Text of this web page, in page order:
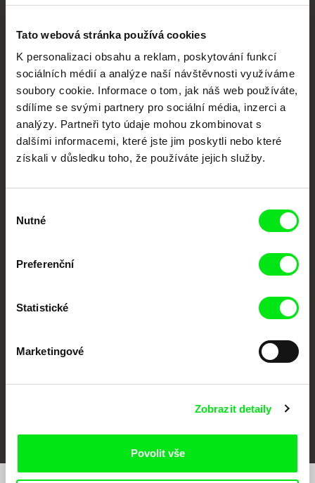
Tato webová stránka používá cookies
K personalizaci obsahu a reklam, poskytování funkcí
sociálních médií a analýze naší návštěvnosti využíváme
soubory cookie. Informace o tom, jak náš web používáte,
sdílíme se svými partnery pro sociální média, inzerci a
analýzy. Partneři tyto údaje mohou zkombinovat s
dalšími informacemi, které jste jim poskytli nebo které
získali v důsledku toho, že používáte jejich služby.
souhlasu
Nutné
Preferenční
Statistické
Marketingové
Zobrazit detaily
Povolit vše
Nové festivalové filmy
Portál DAFilms.cz je výsledkem tvůrčí spolupráce 7 klíčových evropských
festivalů dokumentárního filmu sdružených do Doc Alliance. Naším cílem je
posouvat hranice dokumentárního filmu, propagovat jeho rozmanitost a
podporovat kvalitní autorské filmy.
Členové Doc Alliance
DOK Leipzig
Visions du Réel